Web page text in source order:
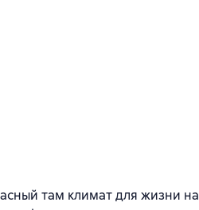
там климат для жизни